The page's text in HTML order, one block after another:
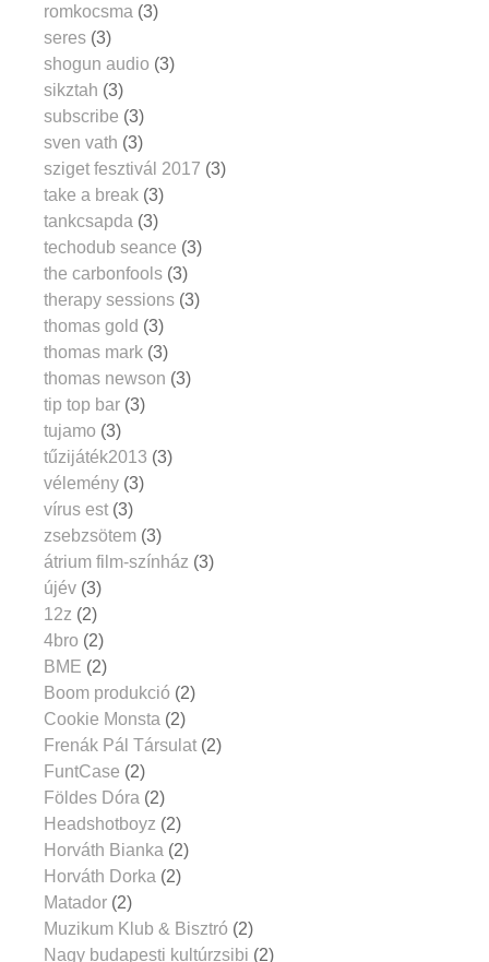
romkocsma (3)
seres (3)
shogun audio (3)
sikztah (3)
subscribe (3)
sven vath (3)
sziget fesztivál 2017 (3)
take a break (3)
tankcsapda (3)
techodub seance (3)
the carbonfools (3)
therapy sessions (3)
thomas gold (3)
thomas mark (3)
thomas newson (3)
tip top bar (3)
tujamo (3)
tűzijáték2013 (3)
vélemény (3)
vírus est (3)
zsebzsötem (3)
átrium film-színház (3)
újév (3)
12z (2)
4bro (2)
BME (2)
Boom produkció (2)
Cookie Monsta (2)
Frenák Pál Társulat (2)
FuntCase (2)
Földes Dóra (2)
Headshotboyz (2)
Horváth Bianka (2)
Horváth Dorka (2)
Matador (2)
Muzikum Klub & Bisztró (2)
Nagy budapesti kultúrzsibi (2)